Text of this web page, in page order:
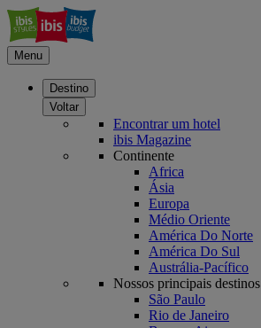
Menu
Destino
Voltar
Encontrar um hotel
ibis Magazine
Continente
Africa
Ásia
Europa
Médio Oriente
América Do Norte
América Do Sul
Austrália-Pacífico
Nossos principais destinos
São Paulo
Rio de Janeiro